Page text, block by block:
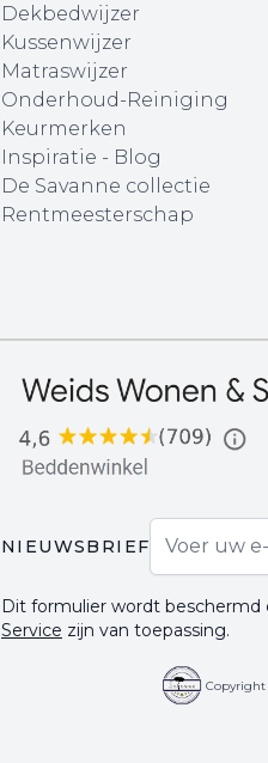
Dekbedwijzer
Kussenwijzer
Matraswijzer
Onderhoud-Reiniging
Keurmerken
Inspiratie - Blog
De Savanne collectie
Rentmeesterschap
NIEUWSBRIEF
E-mail adres
Dit formulier wordt beschermd
Service zijn van toepassing.
Copyright